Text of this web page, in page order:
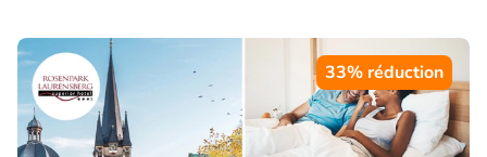
33% réduction